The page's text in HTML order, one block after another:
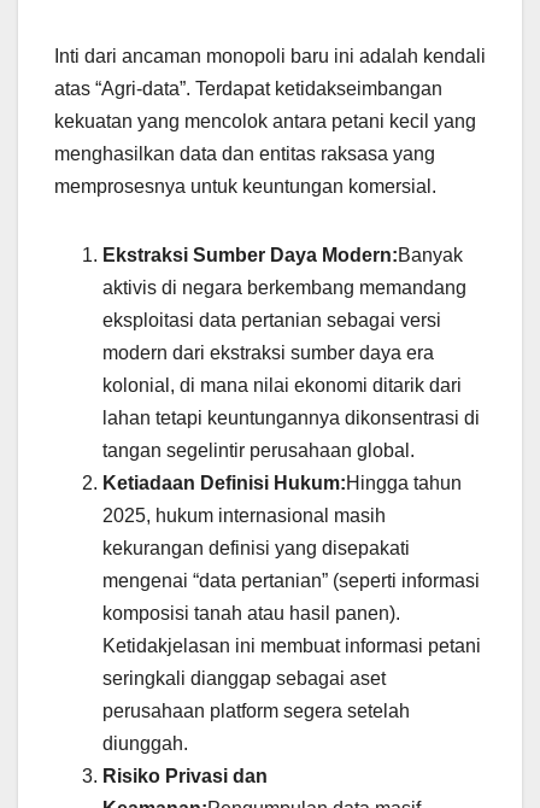
Inti dari ancaman monopoli baru ini adalah kendali
atas “Agri-data”. Terdapat ketidakseimbangan
kekuatan yang mencolok antara petani kecil yang
menghasilkan data dan entitas raksasa yang
memprosesnya untuk keuntungan komersial.
Ekstraksi Sumber Daya Modern:Banyak
aktivis di negara berkembang memandang
eksploitasi data pertanian sebagai versi
modern dari ekstraksi sumber daya era
kolonial, di mana nilai ekonomi ditarik dari
lahan tetapi keuntungannya dikonsentrasi di
tangan segelintir perusahaan global.
Ketiadaan Definisi Hukum:Hingga tahun
2025, hukum internasional masih
kekurangan definisi yang disepakati
mengenai “data pertanian” (seperti informasi
komposisi tanah atau hasil panen).
Ketidakjelasan ini membuat informasi petani
seringkali dianggap sebagai aset
perusahaan platform segera setelah
diunggah.
Risiko Privasi dan